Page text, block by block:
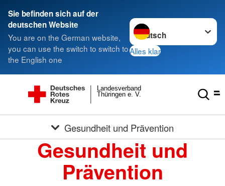
Sie befinden sich auf der
deutschen Website
You are on the German website,
you can use the switch to switch to
the English one
Sprache wechseln zu
Alles klar
Thüringen e. V.
Landesverband
Gesundheit und Prävention
Gesundheit und
Prävention